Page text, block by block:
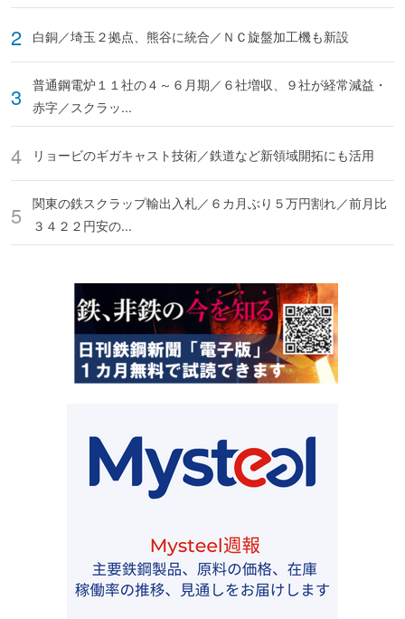
白銅／埼玉２拠点、熊谷に統合／ＮＣ旋盤加工機も新設
普通鋼電炉１１社の４～６月期／６社増収、９社が経常減益・
赤字／スクラッ...
リョービのギガキャスト技術／鉄道など新領域開拓にも活用
関東の鉄スクラップ輸出入札／６カ月ぶり５万円割れ／前月比
３４２２円安の...